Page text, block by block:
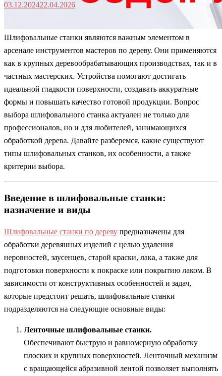
03.12.202422.04.2026
Шлифовальные станки являются важным элементом в
арсенале инструментов мастеров по дереву. Они применяются
как в крупных деревообрабатывающих производствах, так и в
частных мастерских. Устройства помогают достигать
идеальной гладкости поверхности, создавать аккуратные
формы и повышать качество готовой продукции. Вопрос
выбора шлифовального станка актуален не только для
профессионалов, но и для любителей, занимающихся
обработкой дерева. Давайте разберемся, какие существуют
типы шлифовальных станков, их особенности, а также
критерии выбора.
Введение в шлифовальные станки:
назначение и виды
Шлифовальные станки по дереву предназначены для
обработки деревянных изделий с целью удаления
неровностей, заусенцев, старой краски, лака, а также для
подготовки поверхности к покраске или покрытию лаком. В
зависимости от конструктивных особенностей и задач,
которые предстоит решать, шлифовальные станки
подразделяются на следующие основные виды:
Ленточные шлифовальные станки.
Обеспечивают быструю и равномерную обработку
плоских и крупных поверхностей. Ленточный механизм
с вращающейся абразивной лентой позволяет выполнять